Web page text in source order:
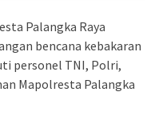
Palangka Raya
bencana kebakaran
personel TNI, Polri,
Mapolresta Palangka